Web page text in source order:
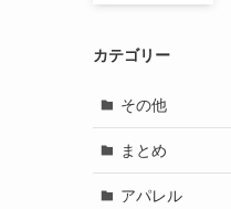
カテゴリー
その他
まとめ
アパレル